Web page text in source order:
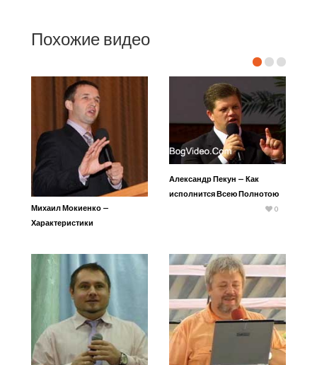
Похожие видео
Михаил Мокиенко —
Характеристики
Александр Пекун — Как
исполнится Всею Полнотою
0